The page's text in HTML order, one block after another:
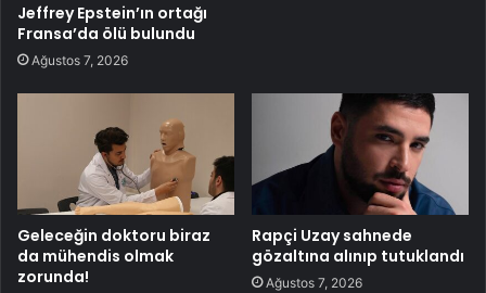
Jeffrey Epstein’ın ortağı
Fransa’da ölü bulundu
Ağustos 7, 2026
Geleceğin doktoru biraz
da mühendis olmak
zorunda!
Rapçi Uzay sahnede
gözaltına alınıp tutuklandı
Ağustos 7, 2026